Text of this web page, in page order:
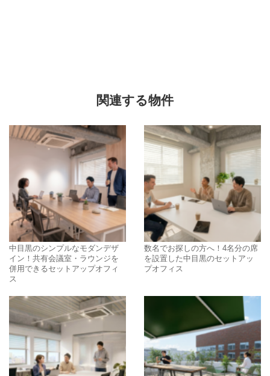
関連する物件
中目黒のシンプルなモダンデザ
イン！共有会議室・ラウンジを
併用できるセットアップオフィ
ス
数名でお探しの方へ！4名分の席
を設置した中目黒のセットアッ
プオフィス